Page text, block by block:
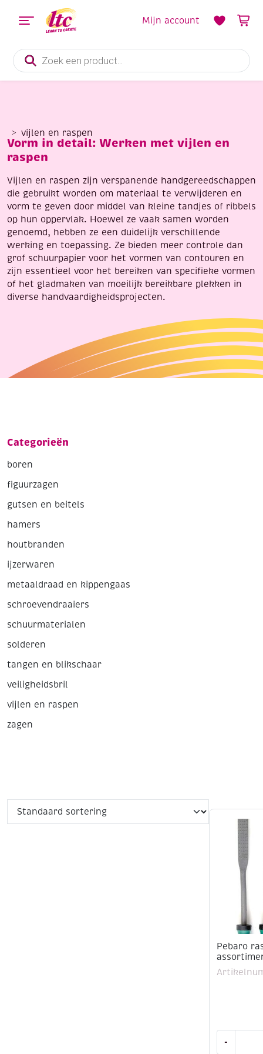
Producten
zoeken
Mijn account
vijlen en raspen
Vorm in detail: Werken met vijlen en
raspen
Vijlen en raspen zijn verspanende handgereedschappen
die gebruikt worden om materiaal te verwijderen en
vorm te geven door middel van kleine tandjes of ribbels
op hun oppervlak. Hoewel ze vaak samen worden
genoemd, hebben ze een duidelijk verschillende
werking en toepassing. Ze bieden meer controle dan
grof schuurpapier voor het vormen van contouren en
zijn essentieel voor het bereiken van specifieke vormen
of het gladmaken van moeilijk bereikbare plekken in
diverse handvaardigheidsprojecten.
Categorieën
boren
figuurzagen
gutsen en beitels
hamers
houtbranden
ijzerwaren
metaaldraad en kippengaas
schroevendraaiers
schuurmaterialen
solderen
tangen en blikschaar
veiligheidsbril
vijlen en raspen
zagen
Pebaro
-